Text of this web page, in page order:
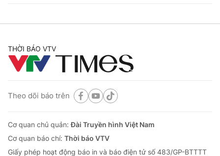
THỜI BÁO VTV
Theo dõi báo trên
Cơ quan chủ quản:Đài Truyền hình Việt Nam
Cơ quan báo chí: Thời báo VTV
Giấy phép hoạt động báo in và báo điện tử số 483/GP-BTTTT